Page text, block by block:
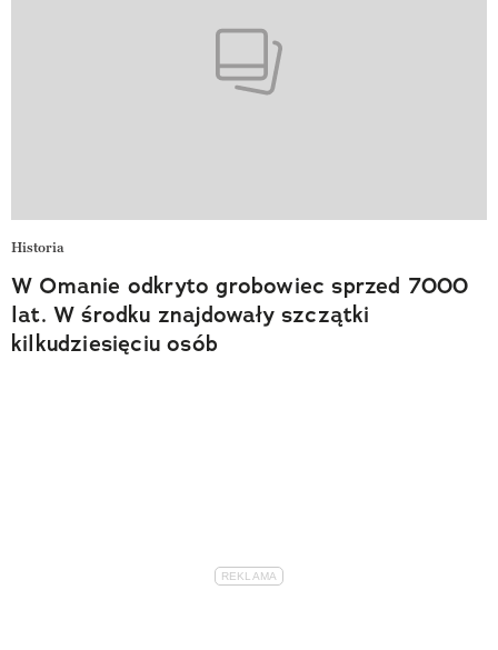
Historia
W Omanie odkryto grobowiec sprzed 7000
lat. W środku znajdowały szczątki
kilkudziesięciu osób